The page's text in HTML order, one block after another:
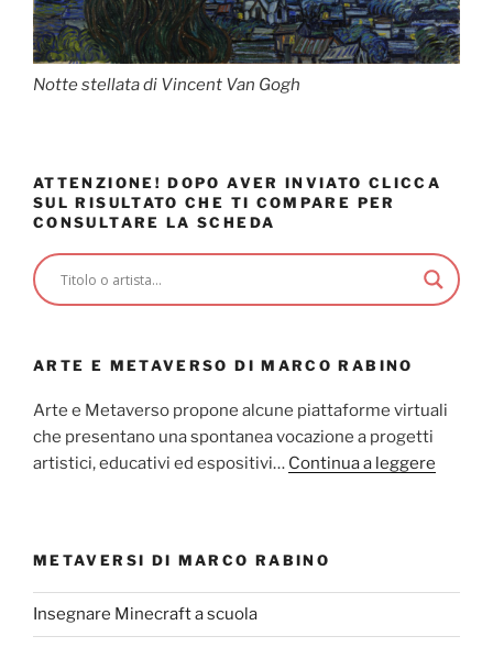
Notte stellata di Vincent Van Gogh
ATTENZIONE! DOPO AVER INVIATO CLICCA
SUL RISULTATO CHE TI COMPARE PER
CONSULTARE LA SCHEDA
ARTE E METAVERSO DI MARCO RABINO
Arte e Metaverso propone alcune piattaforme virtuali
che presentano una spontanea vocazione a progetti
artistici, educativi ed espositivi… Continua a leggere
METAVERSI DI MARCO RABINO
Insegnare Minecraft a scuola